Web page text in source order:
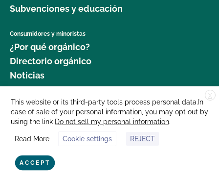
Subvenciones y educación
Consumidores y minoristas
¿Por qué orgánico?
Directorio orgánico
Noticias
Donar
Carreras profesionales
Sala de prensa
Contáctenos
877 Cedar Street, Suite 248, Santa Cruz, CA 95060 © 2025 CCOF.org
X
This website or its third-party tools process personal data.In
case of sale of your personal information, you may opt out by
using the link Do not sell my personal information.
Read More Cookie settings REJECT
ACCEPT